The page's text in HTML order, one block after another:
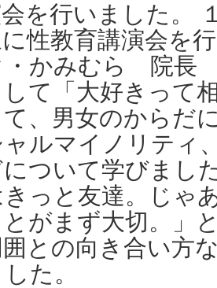
を行いました。
性教育講演会を
・かみむら 院
て「大好きって
、男女のからだ
ルマイノリティ
について学びまし
っと友達。じゃ
がまず大切。」
との向き合い方
た。